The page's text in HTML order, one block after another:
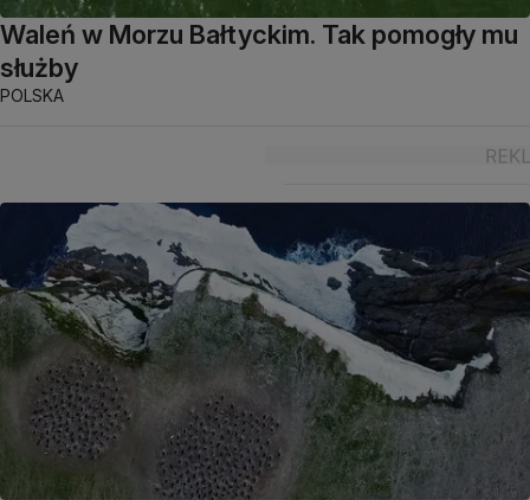
Waleń w Morzu Bałtyckim. Tak pomogły mu
służby
POLSKA